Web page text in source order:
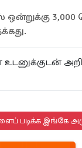
உடனுக்குடன்
படிக்க இங்கே